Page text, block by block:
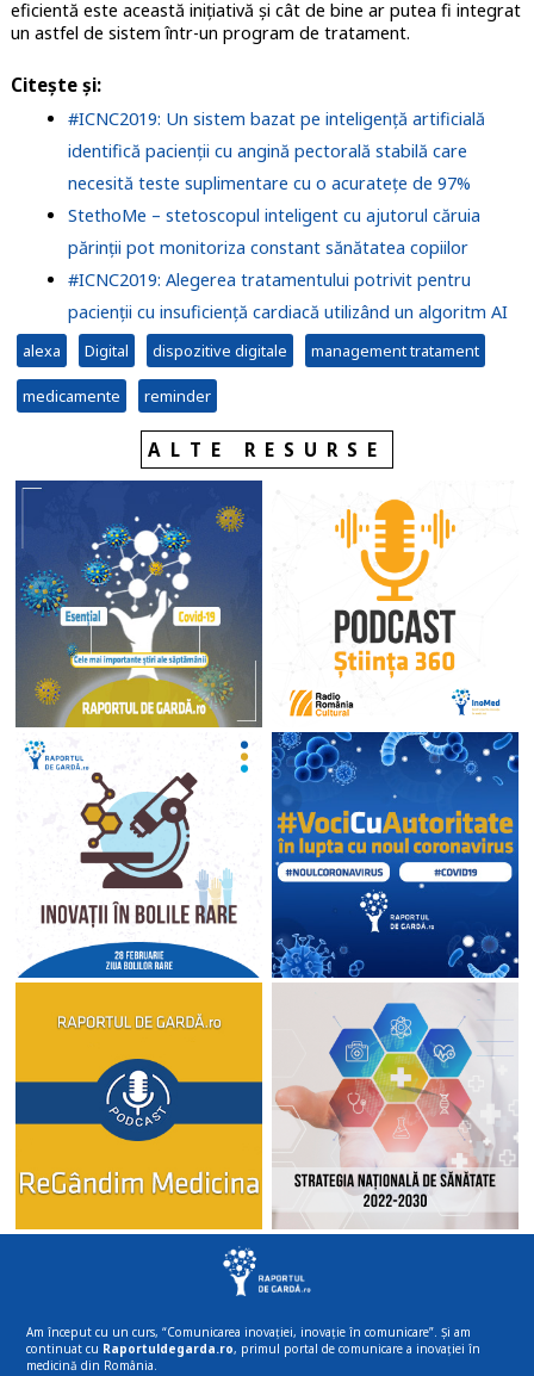
eficientă este această inițiativă și cât de bine ar putea fi integrat
un astfel de sistem într-un program de tratament.
Citește și:
#ICNC2019: Un sistem bazat pe inteligență artificială
identifică pacienții cu angină pectorală stabilă care
necesită teste suplimentare cu o acuratețe de 97%
StethoMe – stetoscopul inteligent cu ajutorul căruia
părinții pot monitoriza constant sănătatea copiilor
#ICNC2019: Alegerea tratamentului potrivit pentru
pacienții cu insuficiență cardiacă utilizând un algoritm AI
alexa Digital dispozitive digitale management tratament
medicamente reminder
ALTE RESURSE
Am început cu un curs, “Comunicarea inovației, inovație în comunicare”. Și am
continuat cu Raportuldegarda.ro, primul portal de comunicare a inovației în
medicină din România.